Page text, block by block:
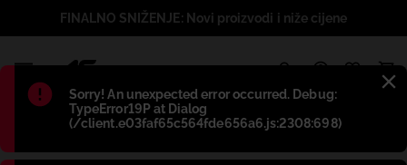
Błąd:
Sorry! An unexpected error occurred. Debug:
TypeError19P at Dialog
(/client.e03faf65c564fde656a6.js:2308:698)
FINALNO SNIŽENJE: Novi proizvodi i niže cijene